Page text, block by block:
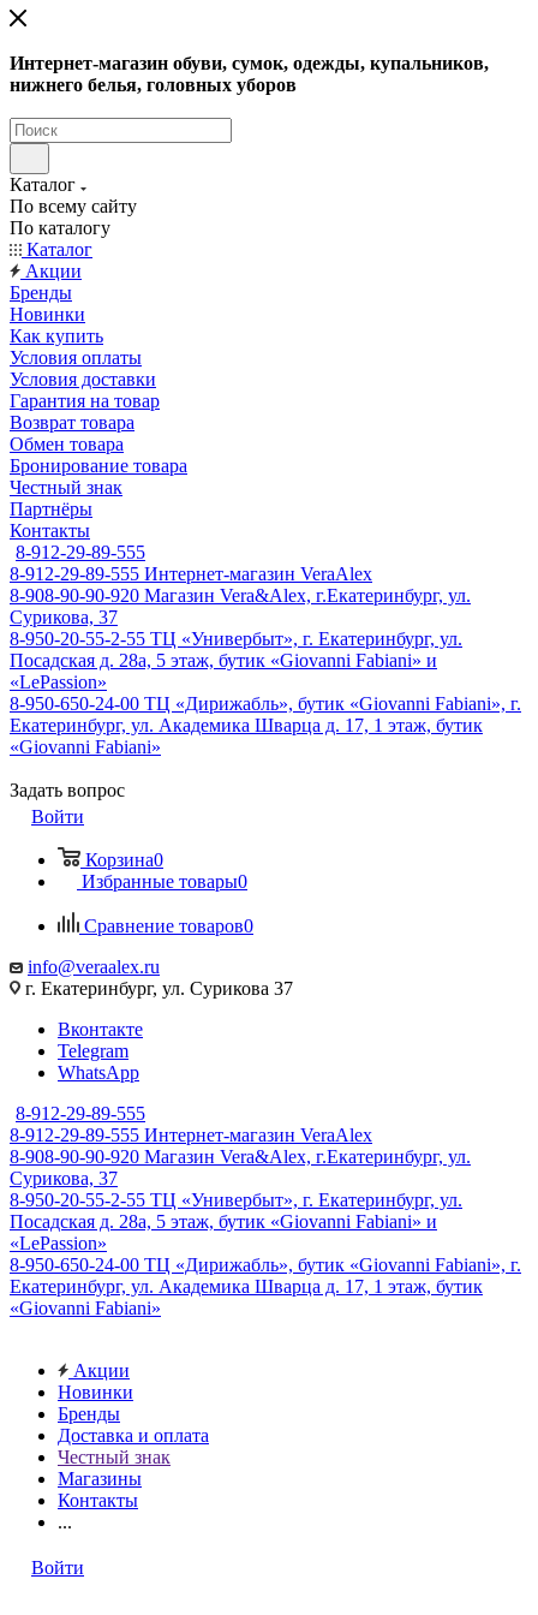
Интернет-магазин обуви, сумок, одежды, купальников,
нижнего белья, головных уборов
Каталог
По всему сайту
По каталогу
Каталог
Акции
Бренды
Новинки
Как купить
Условия оплаты
Условия доставки
Гарантия на товар
Возврат товара
Обмен товара
Бронирование товара
Честный знак
Партнёры
Контакты
8-912-29-89-555
8-912-29-89-555 Интернет-магазин VeraAlex
8-908-90-90-920 Магазин Vera&Alex, г.Екатеринбург, ул.
Сурикова, 37
8-950-20-55-2-55 ТЦ «Универбыт», г. Екатеринбург, ул.
Посадская д. 28а, 5 этаж, бутик «Giovanni Fabiani» и
«LePassion»
8-950-650-24-00 ТЦ «Дирижабль», бутик «Giovanni Fabiani», г.
Екатеринбург, ул. Академика Шварца д. 17, 1 этаж, бутик
«Giovanni Fabiani»
Задать вопрос
Войти
Корзина0
Избранные товары0
Сравнение товаров0
info@veraalex.ru
г. Екатеринбург, ул. Сурикова 37
Вконтакте
Telegram
WhatsApp
8-912-29-89-555
8-912-29-89-555 Интернет-магазин VeraAlex
8-908-90-90-920 Магазин Vera&Alex, г.Екатеринбург, ул.
Сурикова, 37
8-950-20-55-2-55 ТЦ «Универбыт», г. Екатеринбург, ул.
Посадская д. 28а, 5 этаж, бутик «Giovanni Fabiani» и
«LePassion»
8-950-650-24-00 ТЦ «Дирижабль», бутик «Giovanni Fabiani», г.
Екатеринбург, ул. Академика Шварца д. 17, 1 этаж, бутик
«Giovanni Fabiani»
Акции
Новинки
Бренды
Доставка и оплата
Честный знак
Магазины
Контакты
...
Войти